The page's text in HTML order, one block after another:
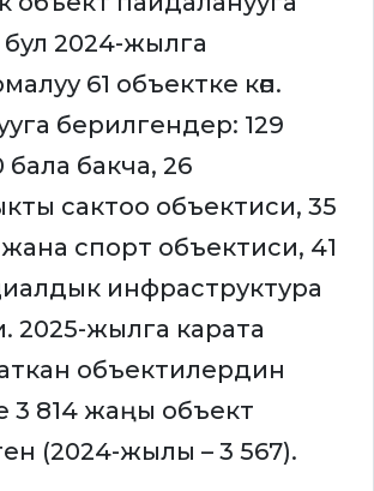
2024-жылга
61 объектке көп.
берилгендер: 129
бала бакча, 26
сактоо объектиси, 35
спорт объектиси, 41
инфраструктура
2025-жылга карата
объектилердин
3 814 жаңы объект
(2024-жылы – 3 567).